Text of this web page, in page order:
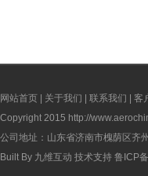
网站首页 关于我们 联系我们 客
Copyright 2015 http://
公司地址：山东省济南市槐荫区齐
Built By 九维互动 技术支持 鲁ICP